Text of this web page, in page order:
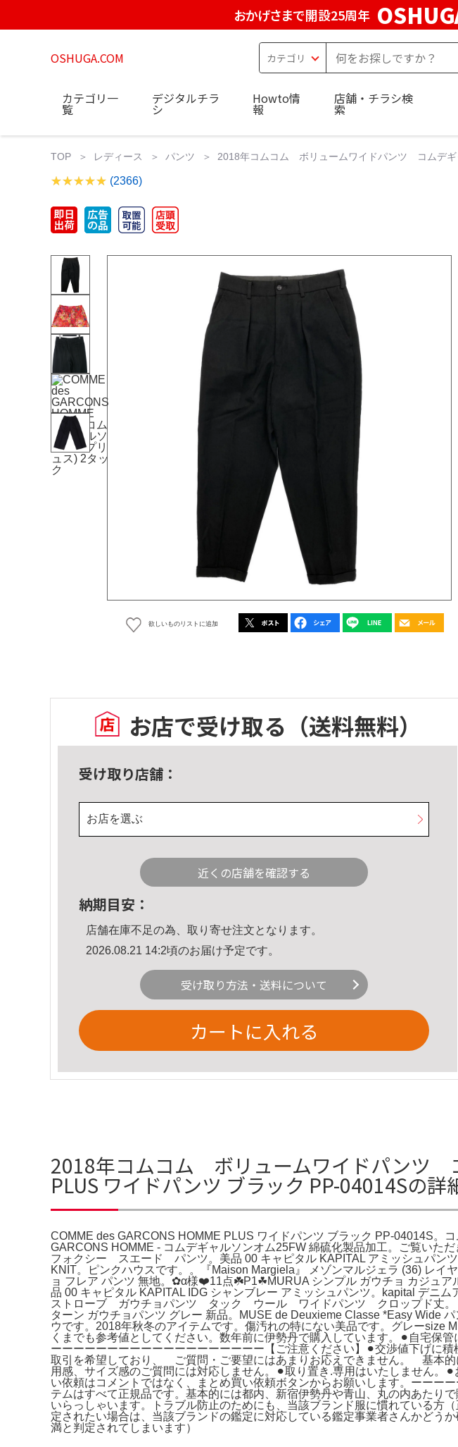
おかげさまで開設25周年
OSHUGA.COM
カテゴリ一
覧
デジタルチラ
シ
Howto情
報
店舗・チラシ検
索
TOP レディース パンツ 2018年コムコム ボリュームワイドパンツ コムデギ
(2366)
欲しいものリストに追加
お店で受け取る （送料無料）
受け取り店舗：
お店を選ぶ
近くの店舗を確認する
納期目安：
店舗在庫不足の為、取り寄せ注文となります。
2026.08.21 14:2頃のお届け予定です。
受け取り方法・送料について
カートに入れる
2018年コムコム ボリュームワイドパンツ
PLUS ワイドパンツ ブラック PP-04014Sの詳
COMME des GARCONS HOMME PLUS ワイドパンツ ブラック PP-04014S。
GARCONS HOMME - コムデギャルソンオム25FW 綿硫化製品加工。ご覧いた
フォクシー スエード パンツ。美品 00 キャピタル KAPITAL アミッシュパ
KNIT。ピンクハウスです。。『Maison Margiela』 メゾンマルジェラ (36) レ
ョ フレア パンツ 無地。✿α様❤️11点☘️P1☘MURUA シンプル ガウチョ カジュア
品 00 キャピタル KAPITAL IDG シャンブレー アミッシュパンツ。kapital デニ
ストローブ ガウチョパンツ タック ウール ワイドパンツ クロップド丈。
ターン ガウチョパンツ グレー 新品。MUSE de Deuxieme Classe *Easy Wide
ウです。2018年秋冬のアイテムです。傷汚れの特にない美品です。グレーsize
くまでも参考値としてください。数年前に伊勢丹で購入しています。⚫︎自宅保
ーーーーーーーーーーーーーーーーーーー【ご注意ください】⚫︎交渉値下げに
取引を希望しており、 ご質問・ご要望にはあまりお応えできません。 基本的
用感、サイズ感のご質問には対応しません。⚫︎取り置き.専用はいたしません。
い依頼はコメントではなく、まとめ買い依頼ボタンからお願いします。ーーー
テムはすべて正規品です。基本的には都内、新宿伊勢丹や青山、丸の内あたり
いらっしゃいます。トラブル防止のためにも、当該ブランド服に慣れている方
定されたい場合は、当該ブランドの鑑定に対応している鑑定事業者さんかどう
満と判定されてしまいます）